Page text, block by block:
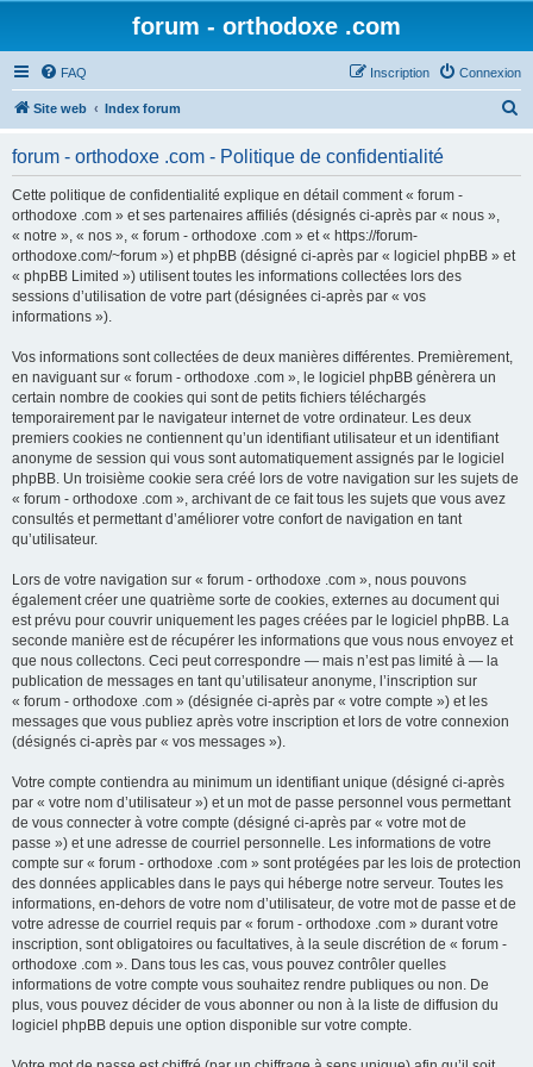
forum - orthodoxe .com
FAQ Connexion
Inscription
Site web Index forum
forum - orthodoxe .com - Politique de confidentialité
Cette politique de confidentialité explique en détail comment « forum -
orthodoxe .com » et ses partenaires affiliés (désignés ci-après par « nous »,
« notre », « nos », « forum - orthodoxe .com » et « https://forum-
orthodoxe.com/~forum ») et phpBB (désigné ci-après par « logiciel phpBB » et
« phpBB Limited ») utilisent toutes les informations collectées lors des
sessions d’utilisation de votre part (désignées ci-après par « vos
informations »).
Vos informations sont collectées de deux manières différentes. Premièrement,
en naviguant sur « forum - orthodoxe .com », le logiciel phpBB génèrera un
certain nombre de cookies qui sont de petits fichiers téléchargés
temporairement par le navigateur internet de votre ordinateur. Les deux
premiers cookies ne contiennent qu’un identifiant utilisateur et un identifiant
anonyme de session qui vous sont automatiquement assignés par le logiciel
phpBB. Un troisième cookie sera créé lors de votre navigation sur les sujets de
« forum - orthodoxe .com », archivant de ce fait tous les sujets que vous avez
consultés et permettant d’améliorer votre confort de navigation en tant
qu’utilisateur.
Lors de votre navigation sur « forum - orthodoxe .com », nous pouvons
également créer une quatrième sorte de cookies, externes au document qui
est prévu pour couvrir uniquement les pages créées par le logiciel phpBB. La
seconde manière est de récupérer les informations que vous nous envoyez et
que nous collectons. Ceci peut correspondre — mais n’est pas limité à — la
publication de messages en tant qu’utilisateur anonyme, l’inscription sur
« forum - orthodoxe .com » (désignée ci-après par « votre compte ») et les
messages que vous publiez après votre inscription et lors de votre connexion
(désignés ci-après par « vos messages »).
Votre compte contiendra au minimum un identifiant unique (désigné ci-après
par « votre nom d’utilisateur ») et un mot de passe personnel vous permettant
de vous connecter à votre compte (désigné ci-après par « votre mot de
passe ») et une adresse de courriel personnelle. Les informations de votre
compte sur « forum - orthodoxe .com » sont protégées par les lois de protection
des données applicables dans le pays qui héberge notre serveur. Toutes les
informations, en-dehors de votre nom d’utilisateur, de votre mot de passe et de
votre adresse de courriel requis par « forum - orthodoxe .com » durant votre
inscription, sont obligatoires ou facultatives, à la seule discrétion de « forum -
orthodoxe .com ». Dans tous les cas, vous pouvez contrôler quelles
informations de votre compte vous souhaitez rendre publiques ou non. De
plus, vous pouvez décider de vous abonner ou non à la liste de diffusion du
logiciel phpBB depuis une option disponible sur votre compte.